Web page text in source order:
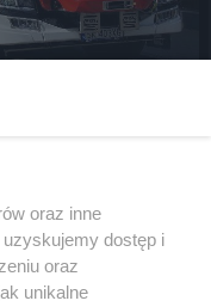
w wyniku
pod napięciem!
oraz inne
dostęp i
oraz
unikalne